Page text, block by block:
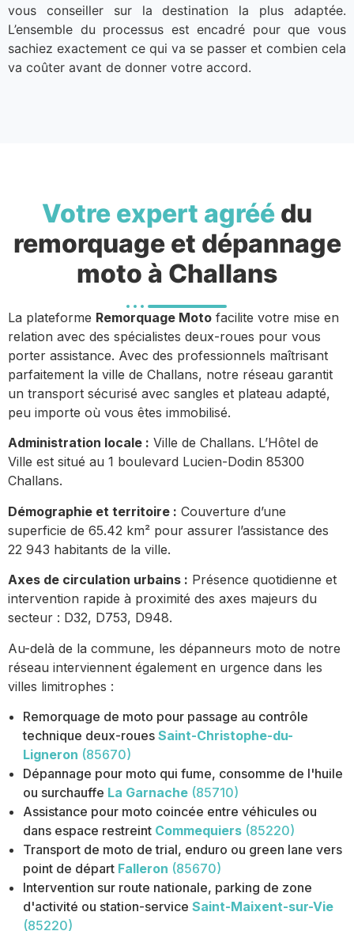
vous conseiller sur la destination la plus adaptée.
L’ensemble du processus est encadré pour que vous
sachiez exactement ce qui va se passer et combien cela
va coûter avant de donner votre accord.
Votre expert agréé du
remorquage et dépannage
moto à Challans
La plateforme Remorquage Moto facilite votre mise en
relation avec des spécialistes deux-roues pour vous
porter assistance. Avec des professionnels maîtrisant
parfaitement la ville de Challans, notre réseau garantit
un transport sécurisé avec sangles et plateau adapté,
peu importe où vous êtes immobilisé.
Administration locale : Ville de Challans. L’Hôtel de
Ville est situé au 1 boulevard Lucien-Dodin 85300
Challans.
Démographie et territoire : Couverture d’une
superficie de 65.42 km² pour assurer l’assistance des
22 943 habitants de la ville.
Axes de circulation urbains : Présence quotidienne et
intervention rapide à proximité des axes majeurs du
secteur : D32, D753, D948.
Au-delà de la commune, les dépanneurs moto de notre
réseau interviennent également en urgence dans les
villes limitrophes :
Remorquage de moto pour passage au contrôle
technique deux-roues Saint-Christophe-du-
Ligneron (85670)
Dépannage pour moto qui fume, consomme de l'huile
ou surchauffe La Garnache (85710)
Assistance pour moto coincée entre véhicules ou
dans espace restreint Commequiers (85220)
Transport de moto de trial, enduro ou green lane vers
point de départ Falleron (85670)
Intervention sur route nationale, parking de zone
d'activité ou station-service Saint-Maixent-sur-Vie
(85220)